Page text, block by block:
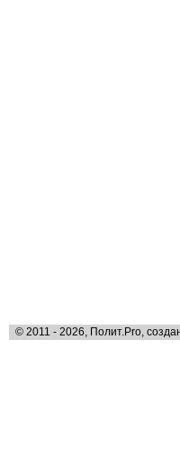
© 2011 - 2026, Полит.Pro,